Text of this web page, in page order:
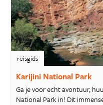
reisgids
Karijini National Park
Ga je voor echt avontuur,
National Park in! Dit